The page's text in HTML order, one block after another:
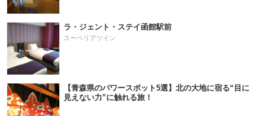
ラ・ジェント・ステイ函館駅前
スーペリアツイン
【青森県のパワースポット5選】北の大地に宿る“目に
見えない力”に触れる旅！